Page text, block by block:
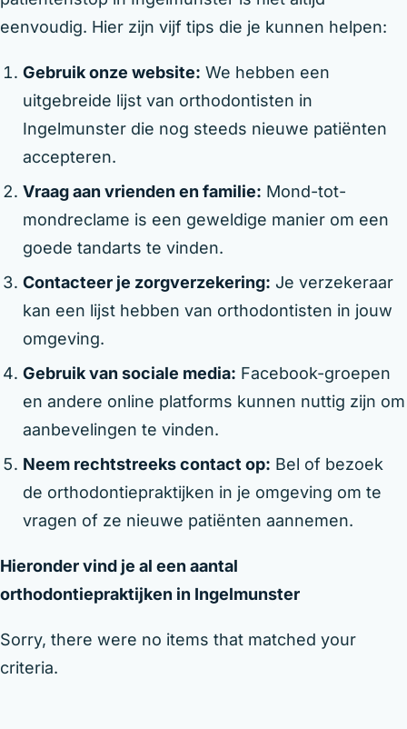
eenvoudig. Hier zijn vijf tips die je kunnen helpen:
Gebruik onze website: We hebben een
uitgebreide lijst van orthodontisten in
Ingelmunster die nog steeds nieuwe patiënten
accepteren.
Vraag aan vrienden en familie: Mond-tot-
mondreclame is een geweldige manier om een
goede tandarts te vinden.
Contacteer je zorgverzekering: Je verzekeraar
kan een lijst hebben van orthodontisten in jouw
omgeving.
Gebruik van sociale media: Facebook-groepen
en andere online platforms kunnen nuttig zijn om
aanbevelingen te vinden.
Neem rechtstreeks contact op: Bel of bezoek
de orthodontiepraktijken in je omgeving om te
vragen of ze nieuwe patiënten aannemen.
Hieronder vind je al een aantal
orthodontiepraktijken in Ingelmunster
Sorry, there were no items that matched your
criteria.